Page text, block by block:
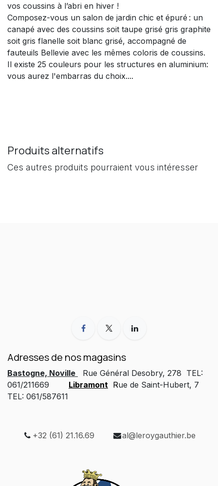
vos coussins à l’abri en hiver !
Composez-vous un salon de jardin chic et épuré : un
canapé avec des coussins soit taupe grisé gris graphite
soit gris flanelle soit blanc grisé, accompagné de
fauteuils Bellevie avec les mêmes coloris de coussins.
Il existe 25 couleurs pour les structures en aluminium:
vous aurez l'embarras du choix....
Produits alternatifs
Ces autres produits pourraient vous intéresser
Adresses de nos magasins
Bastogne, Noville
Rue Général Desobry, 278 TEL:
061/211669
Libramont Rue de Saint-Hubert, 7
TEL: 061/587611
+32 (61) 21.16.69 al@leroygauthier.be